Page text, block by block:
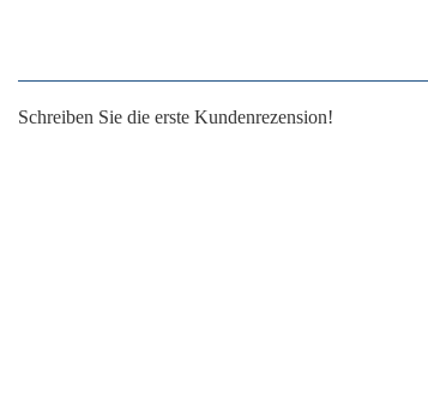
Schreiben Sie die erste Kundenrezension!